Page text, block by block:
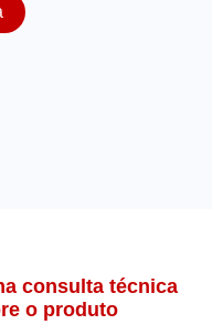
consulta técnica
o produto